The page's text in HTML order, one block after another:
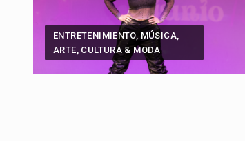
Con el cierre del
El nuevo sello
ENTRETENIMIENTO, MÚSICA,
ARTE, CULTURA & MODA